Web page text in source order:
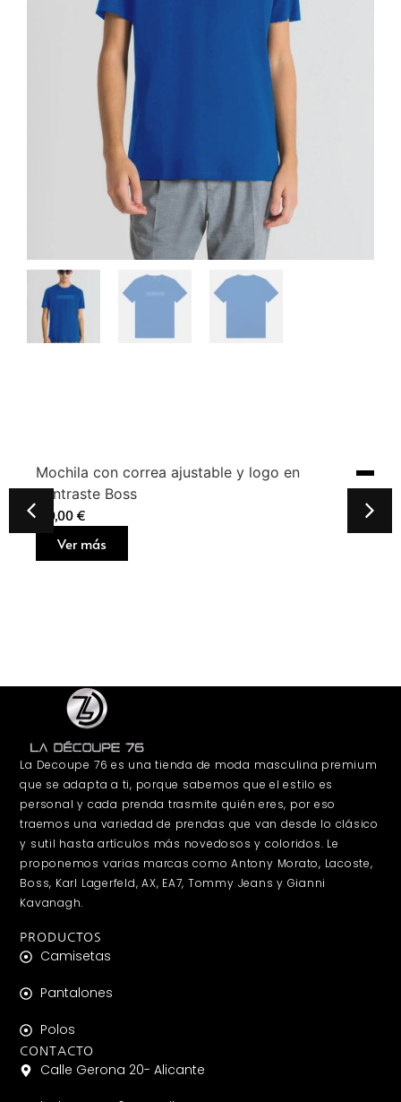
Mochila con correa ajustable y logo en
contraste Boss
160,00 €
Ver más
La Decoupe 76 es una tienda de moda masculina premium
que se adapta a ti, porque sabemos que el estilo es
personal y cada prenda trasmite quién eres, por eso
traemos una variedad de prendas que van desde lo clásico
y sutil hasta artículos más novedosos y coloridos. Le
proponemos varias marcas como Antony Morato, Lacoste,
Boss, Karl Lagerfeld, AX, EA7, Tommy Jeans y Gianni
Kavanagh.
PRODUCTOS
Camisetas
Pantalones
Polos
CONTACTO
Calle Gerona 20- Alicante